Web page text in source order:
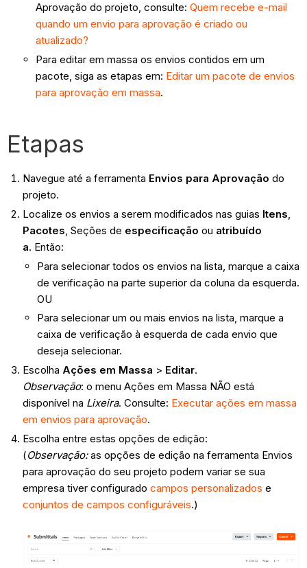
Aprovação do projeto, consulte:Quem recebe e-mail
quando um envio para aprovação é criado ou
atualizado?
Para editar em massa os envios contidos em um
pacote, siga as etapas em: Editar um pacote de envios
para aprovação em massa.
Etapas
Navegue até a ferramenta Envios para Aprovação do
projeto.
Localize os envios a serem modificados nas guias Itens,
Pacotes, Seções de especificação ou atribuído
a. Então:
Para selecionar todos os envios na lista, marque a caixa
de verificação na parte superior da coluna da esquerda.
OU
Para selecionar um ou mais envios na lista, marque a
caixa de verificação à esquerda de cada envio que
deseja selecionar.
Escolha Ações em Massa > Editar.
Observação: o menu Ações em Massa NÃO está
disponível na Lixeira. Consulte: Executar ações em massa
em envios para aprovação.
Escolha entre estas opções de edição:
(Observação:as opções de edição na ferramenta Envios
para aprovação do seu projeto podem variar se sua
empresa tiver configurado campos personalizados e
conjuntos de campos configuráveis.)